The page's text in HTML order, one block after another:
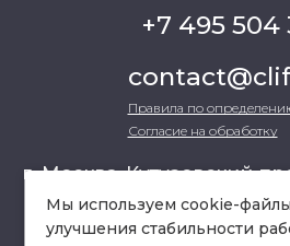
+7 495 504
Правила по
Согласие на обработку
г. Москва, Кутузовский
офис 301
Мы используем cookie-
улучшения стабильности